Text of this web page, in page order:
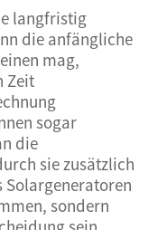
langfristig
die anfängliche
mag,
Zeit
sogar
die
sie zusätzlich
Solargeneratoren
sondern
sein